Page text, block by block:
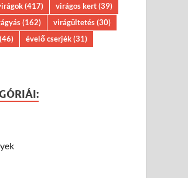
(417) virágos kert(39)
(162) virágültetés(30)
(46) évelő cserjék(31)